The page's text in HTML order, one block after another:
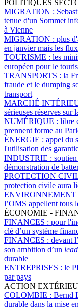
POLITIQUES
MIGRATION :
tenue d'un Sommet
à Vienne
MIGRATION : plus
en janvier mais les
TOURISME : les
européen pour le
TRANSPORTS : la
fraude et le dumping
transport
MARCHÉ
sérieuses réserves sur
NUMÉRIQUE : libre
prennent forme au
ÉNERGIE : appel du
l'utilisation des
INDUSTRIE :
démonstration de
PROTECTION
protection civile aura
ENVIRONNEMENT
l’OMS appellent tous
ÉCONOMIE -
FINANCES : pour
clé d’un système
FINANCES : devant
son ambition d’un
durable
ENTREPRISES : le
par pays
ACTION
COLOMBIE : Bernd
durable dans la mise